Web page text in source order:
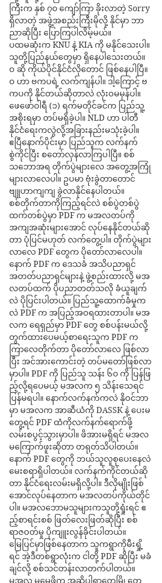
ကြီးက နှစ် ၇၀ ကျော်ကြာ ခိုးလာတဲ့ Sorry
ရှိလာတဲ့ အဖွဲ့အစည်းကြီးမိုလို့ နိုင်မှာ ဘာ
ညာဆိုပြီး ပြောကြပါလိမ့်မယ်။
ပထမဆုံးက KNU နဲ့ KIA ကို မနိုင်သေးပါ။
သူတို့ပြည်နယ်တွေမှာ ရှိနေပါသေးတယ်။
ဝ ဆို ကိုယ်ပိုင်နိုင်ငံလိုတောင် ဖြစ်နေပါပြီ။
ဝ ဟာ ဗကပရဲ့ လက်ကျန်ပါ။ ဒါ့ကြောင့် ဗ
ကပကို နိုင်တယ်ဆိုတာလဲ လုံးဝမမှန်ပါ။
ဖေဖော်ဝါရီ (၁) ရက်မတိုင်ခင်က ပြည်သူ့
အစိုးရမှာ တပ်မရှိခဲ့ပါ။ NLD ဟာ ပါတီ
နိုင်ငံရေးကလွဲလို့အခြားနည်းမသုံးခဲ့ပါ။
ဧပြီနောက်ပိုင်းမှာ ပြည်သူက လက်နက်
စွဲကိုင်ပြီး စတော်လှန်လာကြပါပြီ။ စစ်
သဘောအရ တိုက်ပွဲများလေ အတွေ့အကြုံ
များလာလေပါ။ ဥပမာ ဗုံးခွဲတာတောင်
ဗျူဟာကျကျ ခွဲလာနိုင်နေပါတယ်။
စစ်တိုက်တာကိုကြည့်ရင်လဲ စစ်ပွဲတစ်ပွဲ
ထက်တစ်ပွဲမှာ PDF က မအလတပ်ကို
အကျအဆုံးများအောင် လုပ်နေနိုင်တယ်ဆို
တာ ပုံပြင်မဟုတ် လက်တွေ့ပါ။ တိုက်ပွဲများ
လာလေ PDF တွေက ပိုတော်လာလေပါ။
နောက် PDF က ဒေသခံ အသိပညာရှင်
အတတ်ပညာရှင်များနဲ့ ဖွဲ့စည်းထားလို့ မအ
လတပ်ထက် ပိုပညာတတ်သလို ခံယူချက်
လဲ ပိုပြင်းပါတယ်။ ပြည်သူ့ထောက်ခံမှုက
လဲ PDF က အပြည့်အဝရထားတာပါ။ မအ
လက ရေရှည်မှာ PDF တွေ စစ်ပန်းမယ်လို့
တွက်ထားပေမယ့်စာရေးသူက PDF က
ကြာလေတိုက်တာ ပိုတော်လာလေ ဖြစ်လာ
ပြီး အင်အားကောင်းတဲ့ တပ်မတော်ဖြစ်လာ
မှာပါ။ PDF ကို ပြည်သူ သန်း ၆၀ ကို ပြန်ဖြ
ည့်လို့ရပေမယ့် မအလက ၅ သိန်းသေရင်
ပြန်မရပါ။ နောက်လက်နက်ကလဲ နိုဝင်ဘာ
မှာ မအလက အာဆီယံကို DASSK နဲ့ ပေးမ
တွေ့ရင် PDF ထံကိုလက်နက်ရောက်ဖို့
လမ်းစပွင့်သွားမှာပါ။ ဖိအားမရှိရင် မအလ
မကြောက်ဖူးဆိုတာ တရုတ်သိပါတယ်။
နောက် PDF တွေကို ဘယ်သူလူစုပေးနေလဲ
မေးစရာရှိပါတယ်။ လက်နက်ကိုင်တယ်ဆို
တာ နိုင်ငံရေးလမ်းမရှိလို့ပါ။ ဒီလိုမျိုးဖြစ်
အောင်လုပ်နေတာက မအလတပ်ကိုယ်တိုင်
ပါ။ မအလဘောမသူများကသူတို့ရှုံးရင် ဧ
ည့်စာရင်းစစ် ဖြတ်လေးဖြတ်ဆိုပြီး စစ်
ရာဇဝတ်မှု ပိုကျူးလွန်ခိုင်းပါတယ်။
မြေပြင်မှာဖြစ်နေတာက သူကရွာကိုမီးရှို့
ရင် အဲ့ဒီတစ်ရွာလုံးက ငါတို့ PDF ဆိုပြီး မခံ
ချင်လို့ စစ်သင်တန်းလာတက်ပါတယ်။
မအလ မမေ့ဖို့က အဆိုပါရွာတွေမြို့တွေ